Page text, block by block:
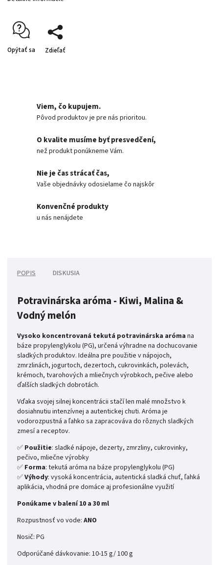
Opýtať sa Zdieľať
Viem, čo kupujem.
Pôvod produktov je pre nás prioritou.
O kvalite musíme byť presvedčení,
než produkt ponúkneme Vám.
Nie je čas strácať čas,
Vaše objednávky odosielame čo najskôr
Konvenčné produkty
u nás nenájdete
POPIS DISKUSIA
Potravinárska aróma - Kiwi, Malina &
Vodný melón
Vysoko koncentrovaná tekutá potravinárska aróma na
báze propylenglykolu (PG), určená výhradne na dochucovanie
sladkých produktov. Ideálna pre použitie v nápojoch,
zmrzlinách, jogurtoch, dezertoch, cukrovinkách, polevách,
krémoch, tvarohových a mliečnych výrobkoch, pečive alebo
ďalších sladkých dobrotách.
Vďaka svojej silnej koncentrácii stačí len malé množstvo k
dosiahnutiu intenzívnej a autentickej chuti. Aróma je
vodorozpustná a ľahko sa zapracováva do rôznych sladkých
zmesí a receptov.
✅ Použitie: sladké nápoje, dezerty, zmrzliny, cukrovinky,
pečivo, mliečne výrobky
✅ Forma: tekutá aróma na báze propylenglykolu (PG)
✅Výhody: vysoká koncentrácia, autentická sladká chuť, ľahká
aplikácia, vhodná pre domáce aj profesionálne využití
Ponúkame v balení 10 a 30 ml
Rozpustnosť vo vode: ANO
Nosič: PG
Odporúčané dávkovanie: 10-15 g/ 100 g